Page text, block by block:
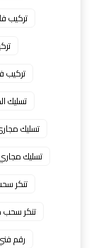
تركيب فلتر
تركيب فلتر
تسليك
تسليك
تسليك
تنكر
تنكر
رقم